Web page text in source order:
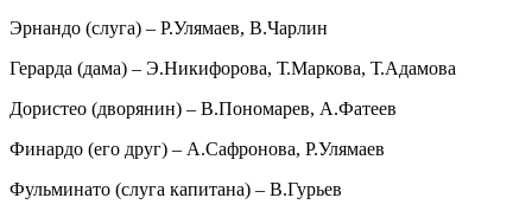
Эрнандо (слуга) – Р.Улямаев, В.Чарлин
Герарда (дама) – Э.Никифорова, Т.Маркова, Т.Адамова
Дористео (дворянин) – В.Пономарев, А.Фатеев
Финардо (его друг) – А.Сафронова, Р.Улямаев
Фульминато (слуга капитана) – В.Гурьев